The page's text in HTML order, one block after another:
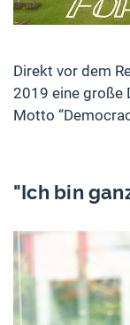
Direkt vor dem
2019 eine große
Motto
"Ich bin